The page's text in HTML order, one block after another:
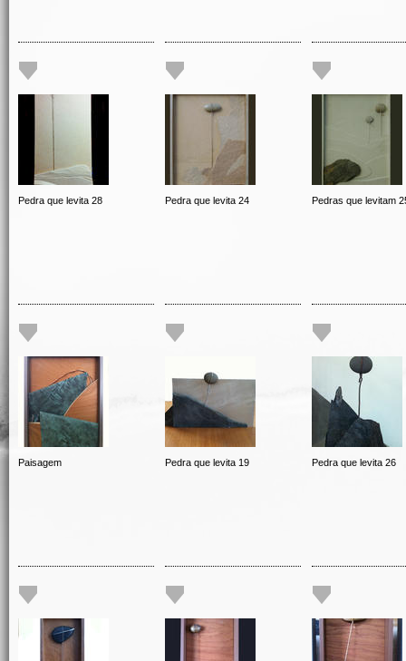
Pedra que levita 28 Pedra que levita 24 Pedras que levitam
Paisagem Pedra que levita 19 Pedra que levita 26